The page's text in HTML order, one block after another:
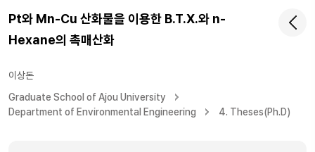
Pt와 Mn-Cu 산화물을 이용한 B.T.X.와 n-
Hexane의 촉매산화
이상돈
Graduate School of Ajou University
Department of Environmental Engineering
4. Theses(Ph.D)